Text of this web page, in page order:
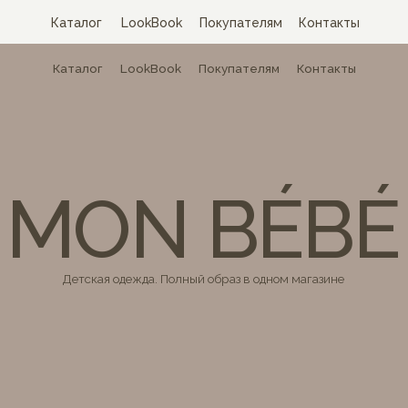
Контакты
Покупателям
LookBook
Каталог
Детская одежда. Полный образ в одном магазине
MON BÉBÉ
Покупателям